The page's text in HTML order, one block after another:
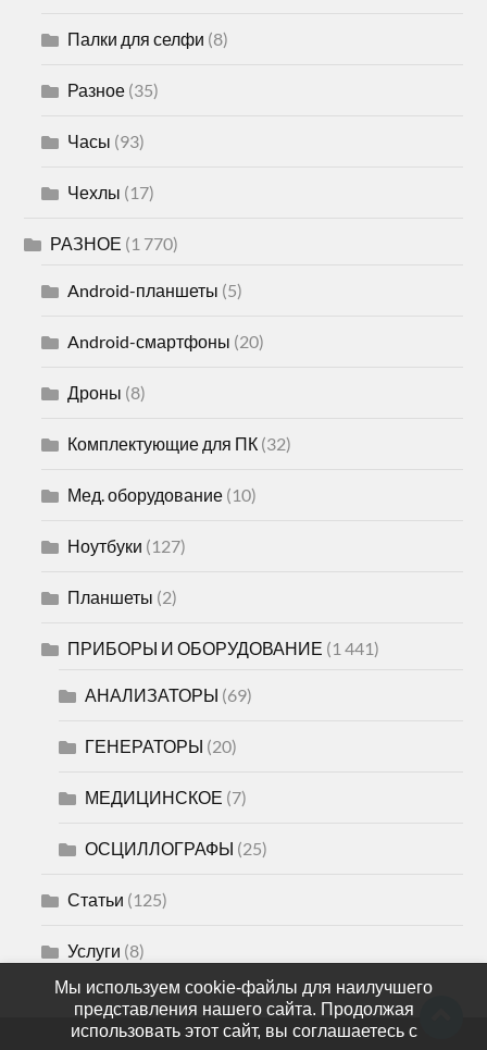
Палки для селфи (8)
Разное (35)
Часы (93)
Чехлы (17)
РАЗНОЕ (1 770)
Android-планшеты (5)
Android-смартфоны (20)
Дроны (8)
Комплектующие для ПК (32)
Мед. оборудование (10)
Ноутбуки (127)
Планшеты (2)
ПРИБОРЫ И ОБОРУДОВАНИЕ (1 441)
АНАЛИЗАТОРЫ (69)
ГЕНЕРАТОРЫ (20)
МЕДИЦИНСКОЕ (7)
ОСЦИЛЛОГРАФЫ (25)
Статьи (125)
Услуги (8)
Мы используем cookie-файлы для наилучшего
представления нашего сайта. Продолжая
использовать этот сайт, вы соглашаетесь с